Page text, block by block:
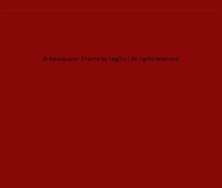
© Newspaper Theme by tagDiv | All rights reserved.